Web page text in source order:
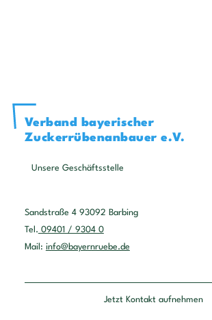
Verband bayerischer
Zuckerrübenanbauer e.V.
Unsere Geschäftsstelle
Sandstraße 4 93092 Barbing
Tel. 09401 / 9304 0
Mail: info@bayernruebe.de
Jetzt Kontakt aufnehmen